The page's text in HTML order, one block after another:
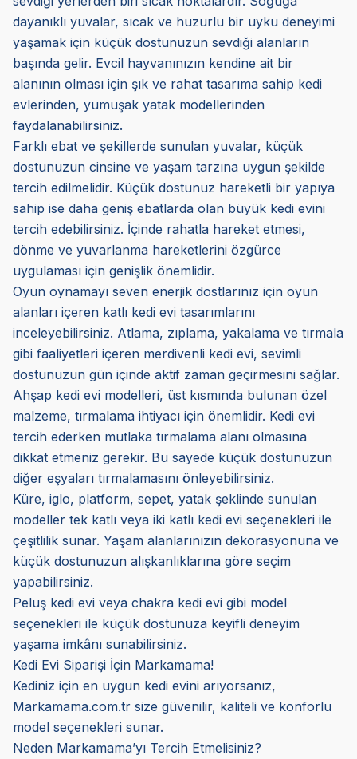
dayanıklı yuvalar, sıcak ve huzurlu bir uyku deneyimi
yaşamak için küçük dostunuzun sevdiği alanların
başında gelir. Evcil hayvanınızın kendine ait bir
alanının olması için şık ve rahat tasarıma sahip kedi
evlerinden, yumuşak yatak modellerinden
faydalanabilirsiniz.
Farklı ebat ve şekillerde sunulan yuvalar, küçük
dostunuzun cinsine ve yaşam tarzına uygun şekilde
tercih edilmelidir. Küçük dostunuz hareketli bir yapıya
sahip ise daha geniş ebatlarda olan büyük kedi evini
tercih edebilirsiniz. İçinde rahatla hareket etmesi,
dönme ve yuvarlanma hareketlerini özgürce
uygulaması için genişlik önemlidir.
Oyun oynamayı seven enerjik dostlarınız için oyun
alanları içeren katlı kedi evi tasarımlarını
inceleyebilirsiniz. Atlama, zıplama, yakalama ve tırmala
gibi faaliyetleri içeren merdivenli kedi evi, sevimli
dostunuzun gün içinde aktif zaman geçirmesini sağlar.
Ahşap kedi evi modelleri, üst kısmında bulunan özel
malzeme, tırmalama ihtiyacı için önemlidir. Kedi evi
tercih ederken mutlaka tırmalama alanı olmasına
dikkat etmeniz gerekir. Bu sayede küçük dostunuzun
diğer eşyaları tırmalamasını önleyebilirsiniz.
Küre, iglo, platform, sepet, yatak şeklinde sunulan
modeller tek katlı veya iki katlı kedi evi seçenekleri ile
çeşitlilik sunar. Yaşam alanlarınızın dekorasyonuna ve
küçük dostunuzun alışkanlıklarına göre seçim
yapabilirsiniz.
Peluş kedi evi veya chakra kedi evi gibi model
seçenekleri ile küçük dostunuza keyifli deneyim
yaşama imkânı sunabilirsiniz.
Kedi Evi Siparişi İçin Markamama!
Kediniz için en uygun kedi evini arıyorsanız,
Markamama.com.tr size güvenilir, kaliteli ve konforlu
model seçenekleri sunar.
Neden Markamama’yı Tercih Etmelisiniz?